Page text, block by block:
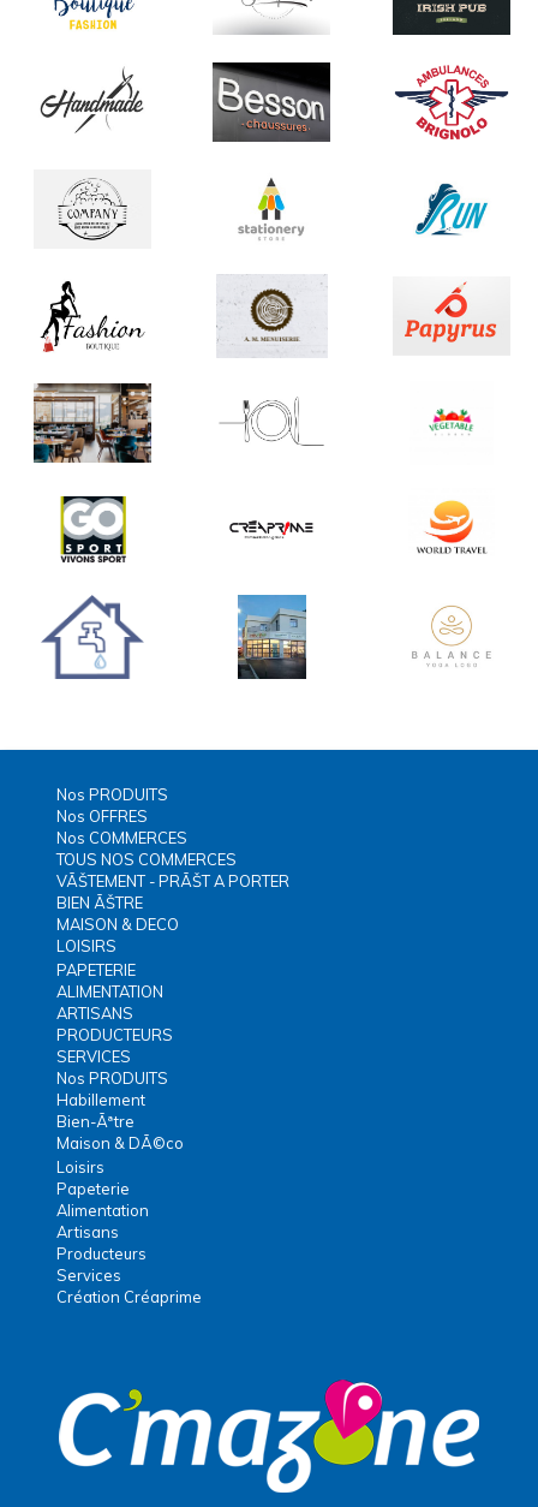
Nos PRODUITS
Nos OFFRES
Nos COMMERCES
TOUS NOS COMMERCES
VÃŠTEMENT - PRÃŠT A PORTER
BIEN ÃŠTRE
MAISON & DECO
LOISIRS
PAPETERIE
ALIMENTATION
ARTISANS
PRODUCTEURS
SERVICES
Nos PRODUITS
Habillement
Bien-Ãªtre
Maison & DÃ©co
Loisirs
Papeterie
Alimentation
Artisans
Producteurs
Services
Création Créaprime